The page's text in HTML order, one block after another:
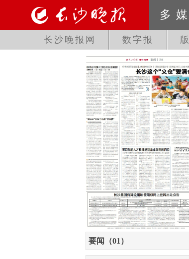
多
长沙晚报网 数字报
要闻（01）